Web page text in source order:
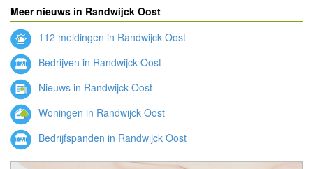
Meer nieuws in Randwijck Oost
112 meldingen in Randwijck Oost
Bedrijven in Randwijck Oost
Nieuws in Randwijck Oost
Woningen in Randwijck Oost
Bedrijfspanden in Randwijck Oost